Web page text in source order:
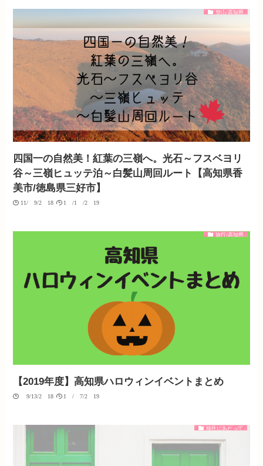
登山/高知県
四国一の自然美！紅葉の三嶺へ。光石～フスベヨリ
谷～三嶺ヒュッテ泊～白髪山周回ルート【高知県香
美市/徳島県三好市】
11/09/2018 10/10/2019
旅行/高知県
【2019年度】高知県ハロウィンイベントまとめ
09/13/2018 10/07/2019
移住にあたって